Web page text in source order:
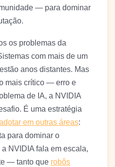
— para dominar
os problemas da
com mais de um
anos distantes. Mas
mais crítico — erro e
de IA, a NVIDIA
É uma estratégia
em outras áreas:
para dominar o
NVIDIA fala em escala,
— tanto que robôs